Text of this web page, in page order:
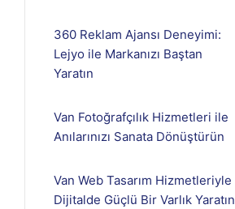
360 Reklam Ajansı Deneyimi:
Lejyo ile Markanızı Baştan
Yaratın
Van Fotoğrafçılık Hizmetleri ile
Anılarınızı Sanata Dönüştürün
Van Web Tasarım Hizmetleriyle
Dijitalde Güçlü Bir Varlık Yaratın